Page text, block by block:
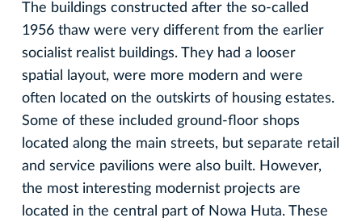
The buildings constructed after the so-called
1956 thaw were very different from the earlier
socialist realist buildings. They had a looser
spatial layout, were more modern and were
often located on the outskirts of housing estates.
Some of these included ground-floor shops
located along the main streets, but separate retail
and service pavilions were also built. However,
the most interesting modernist projects are
located in the central part of Nowa Huta. These